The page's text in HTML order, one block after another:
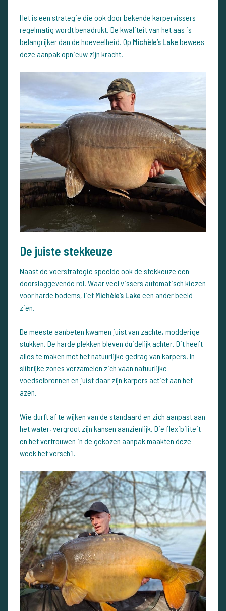
Het is een strategie die ook door bekende karpervissers
regelmatig wordt benadrukt. De kwaliteit van het aas is
belangrijker dan de hoeveelheid. Op Michèle’s Lake bewees
deze aanpak opnieuw zijn kracht.
De juiste stekkeuze
Naast de voerstrategie speelde ook de stekkeuze een
doorslaggevende rol. Waar veel vissers automatisch kiezen
voor harde bodems, liet Michèle’s Lake een ander beeld
zien.
De meeste aanbeten kwamen juist van zachte, modderige
stukken. De harde plekken bleven duidelijk achter. Dit heeft
alles te maken met het natuurlijke gedrag van karpers. In
slibrijke zones verzamelen zich vaan natuurlijke
voedselbronnen en juist daar zijn karpers actief aan het
azen.
Wie durft af te wijken van de standaard en zich aanpast aan
het water, vergroot zijn kansen aanzienlijk. Die flexibiliteit
en het vertrouwen in de gekozen aanpak maakten deze
week het verschil.